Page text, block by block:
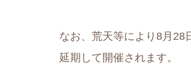
なお、荒天等により8月28
延期して開催されます。